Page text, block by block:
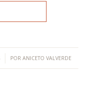
PORANICETO VALVERDE